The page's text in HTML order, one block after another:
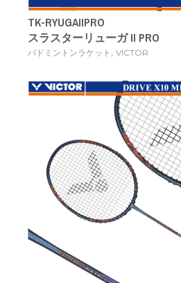
TK-RYUGAIIPRO
スラスターリューガ II PRO
バドミントンラケット , VICTOR